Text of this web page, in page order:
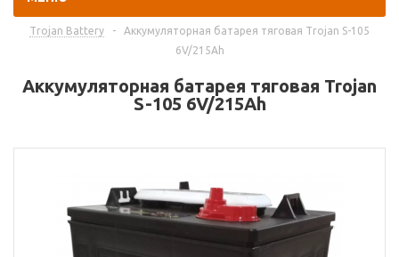
Trojan Battery
-
Аккумуляторная батарея тяговая Trojan S-105
6V/215Ah
Аккумуляторная батарея тяговая Trojan
S-105 6V/215Ah